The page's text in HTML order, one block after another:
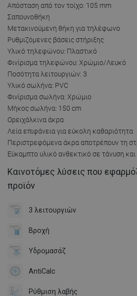
Απόσταση από τον τοίχο: 105 mm
Σαπουνοθήκη
Μετακινούμενη θήκη για τηλέφωνο
Ρυθμιζόμενες βάσεις στήριξης
Υλικό τηλεφώνου: Πλαστικό
Φινίρισμα τηλεφώνου: Χρώμιο/Λευκό
Ποσότητα λειτουργιών: 3
Υλικό σωλήνα: PVC
Φινίρισμα σωλήνα: Χρώμιο
Μήκος σωλήνα: 150 cm
Ορειχάλκινα άκρα
Λεία επιφάνεια για εύκολη καθαριότητα
Περιστρεφόμενα άκρα αποτρέπουν τη
Εύκαμπτο υλικό ανθεκτικό σε τάνυση
Καινοτόμες λύσεις που
προϊόν
3 λειτουργιών
Βροχή
Υδρομασάζ
AntiCalc
Ρύθμιση λαβής